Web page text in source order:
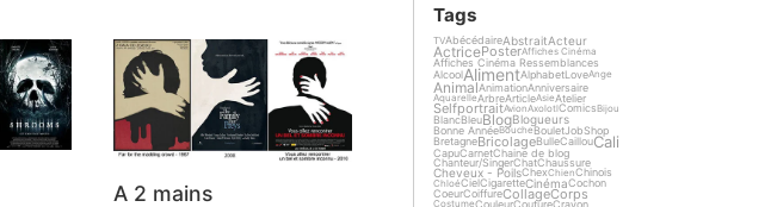
A 2 mains
Tags
TVAbécédaireAbstraitActeur
ActricePosterAffiches Cinéma
Affiches Cinéma Ressemblances
AlcoolAlimentAlphabetLoveAnge
AnimalAnimationAnniversaire
AquarelleArbreArticleAsieAtelier
SelfportraitAvionAxolotlComicsBijou
BlancBleuBlogBlogueurs
Bonne AnnéeBoucheBouletJobShop
BretagneBricolageBulleCaillouCali
CapuCarnetChaine de blog
Chanteur/SingerChatChaussure
Cheveux - PoilsChexChienChinois
ChloéCielCigaretteCinémaCochon
CoeurCoiffureCollageCorps
CostumeCouleurCoutureCrayon